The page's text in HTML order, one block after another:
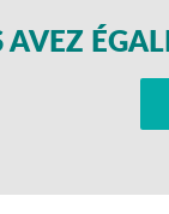
AVEZ